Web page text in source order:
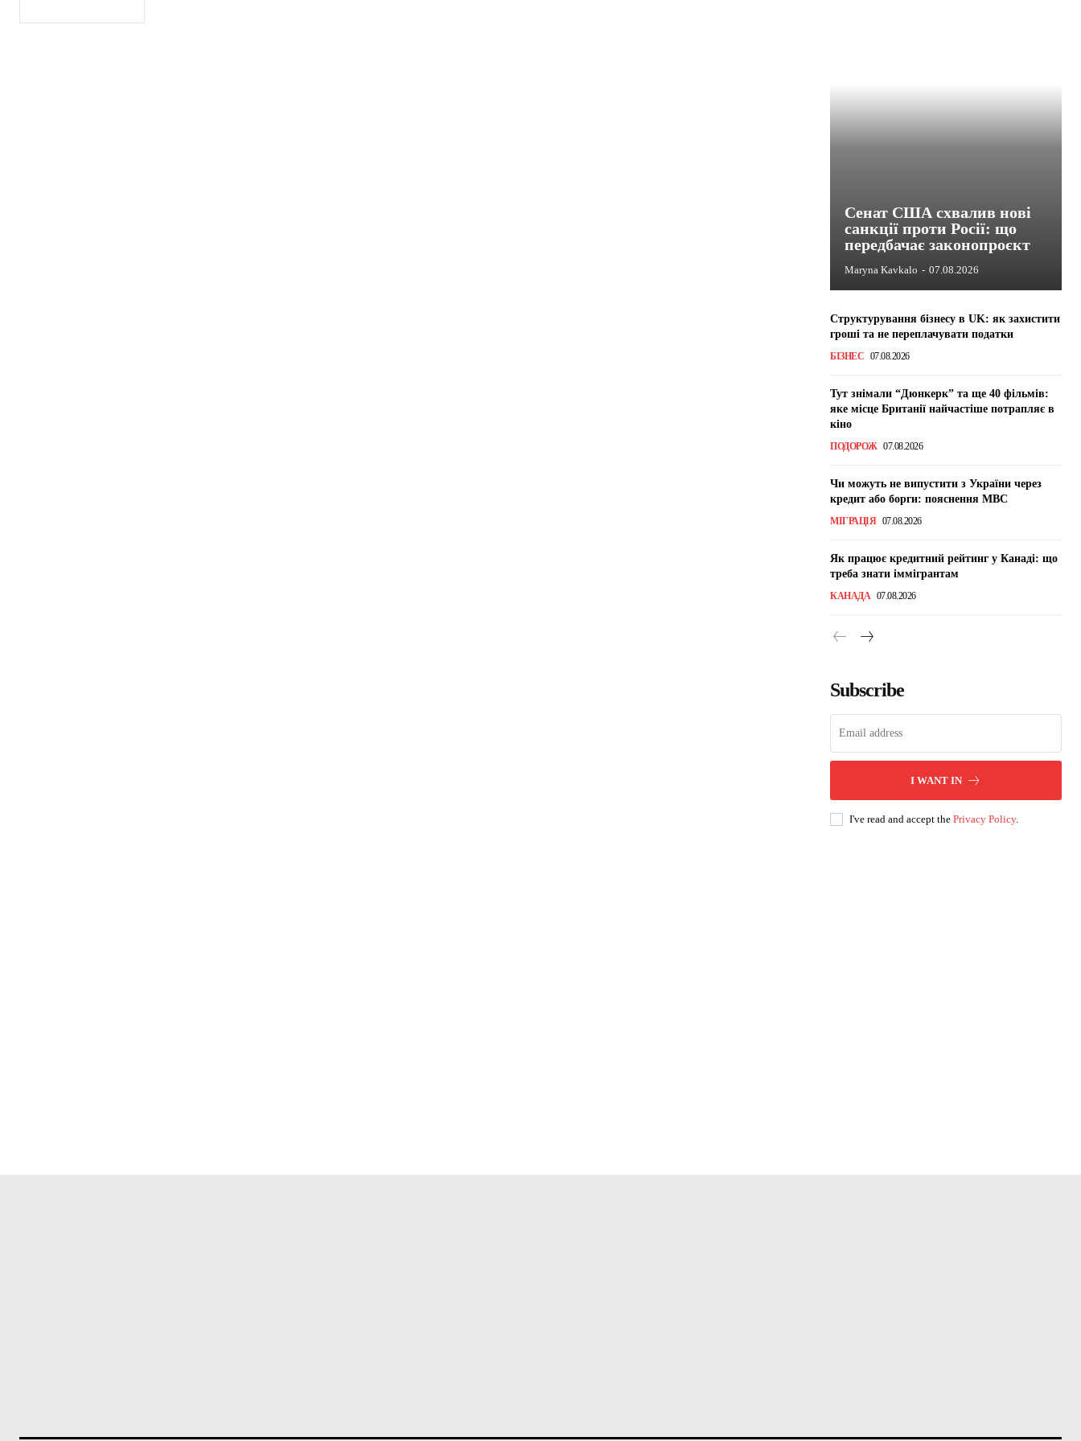
Сенат США схвалив нові
санкції проти Росії: що
передбачає законопроєкт
Maryna Kavkalo - 07.08.2026
Структурування бізнесу в UK: як захистити
гроші та не переплачувати податки
БІЗНЕС 07.08.2026
Тут знімали “Дюнкерк” та ще 40 фільмів:
яке місце Британії найчастіше потрапляє в
кіно
ПОДОРОЖ 07.08.2026
Чи можуть не випустити з України через
кредит або борги: пояснення МВС
МІГРАЦІЯ 07.08.2026
Як працює кредитний рейтинг у Канаді: що
треба знати іммігрантам
КАНАДА 07.08.2026
Subscribe
I WANT IN
I've read and accept the Privacy Policy.